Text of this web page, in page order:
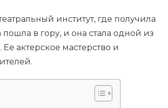
институт, где получила
в гору, и она стала одной из
актерское мастерство и